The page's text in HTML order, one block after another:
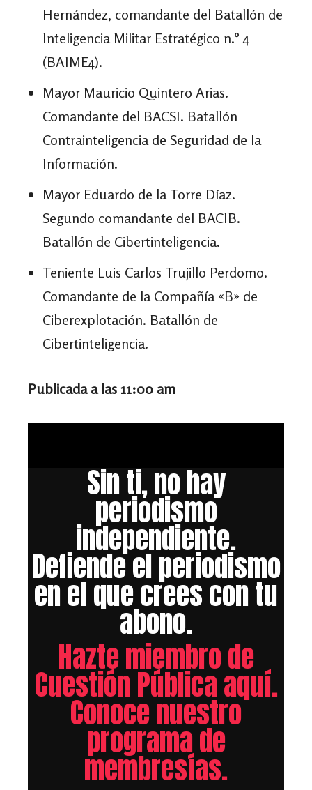
Hernández, comandante del Batallón de
Inteligencia Militar Estratégico n.° 4
(BAIME4).
Mayor Mauricio Quintero Arias.
Comandante del BACSI. Batallón
Contrainteligencia de Seguridad de la
Información.
Mayor Eduardo de la Torre Díaz.
Segundo comandante del BACIB.
Batallón de Cibertinteligencia.
Teniente Luis Carlos Trujillo Perdomo.
Comandante de la Compañía «B» de
Ciberexplotación. Batallón de
Cibertinteligencia.
Publicada a las 11:00 am
Sin ti, no hay
periodismo
independiente.
Defiende el periodismo
en el que crees con tu
abono.
Hazte miembro de
Cuestión Pública aquí.
Conoce nuestro
programa de
membresías.